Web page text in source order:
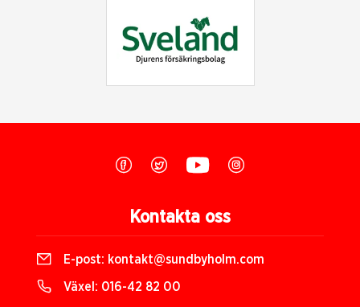
Kontakta oss
E-post: kontakt@sundbyholm.com
Växel: 016-42 82 00